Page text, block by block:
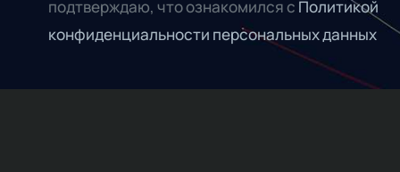
подтверждаю, что ознакомился с Политикой
конфиденциальности персональных данных